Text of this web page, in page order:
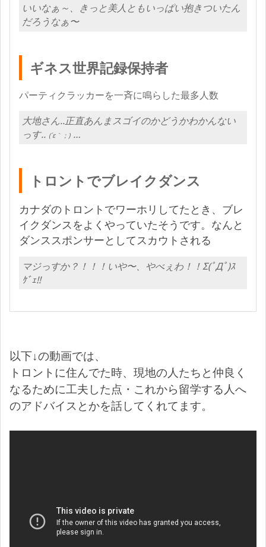
いいなぁ～、きっと美人ともいっぱい抱きついたん
だろうなぁ〜
ギネス世界記録保持者
パーティクラッカーを一斉に鳴らした最多人数
大地さん..正直あんまスゴイのかどうかわかんない
っす.. (´ε｀；) …
トロントでブレイクダンス
カナダのトロントでワーホリしてたとき、ブレ
イクダンスをよくやっていたそうです。なんと
ダンススポンサーとしてスカウトされる
マジっすか？！！！いや〜、やべぇわ！！Σ(ﾟДﾟ)ｽ
ｹﾞｪ!!
以下↓の動画では、
トロントに住んでた時、現地の人たちと仲良く
なるために工夫した点・これから留学する人へ
のアドバイスとかを話してくれてます。